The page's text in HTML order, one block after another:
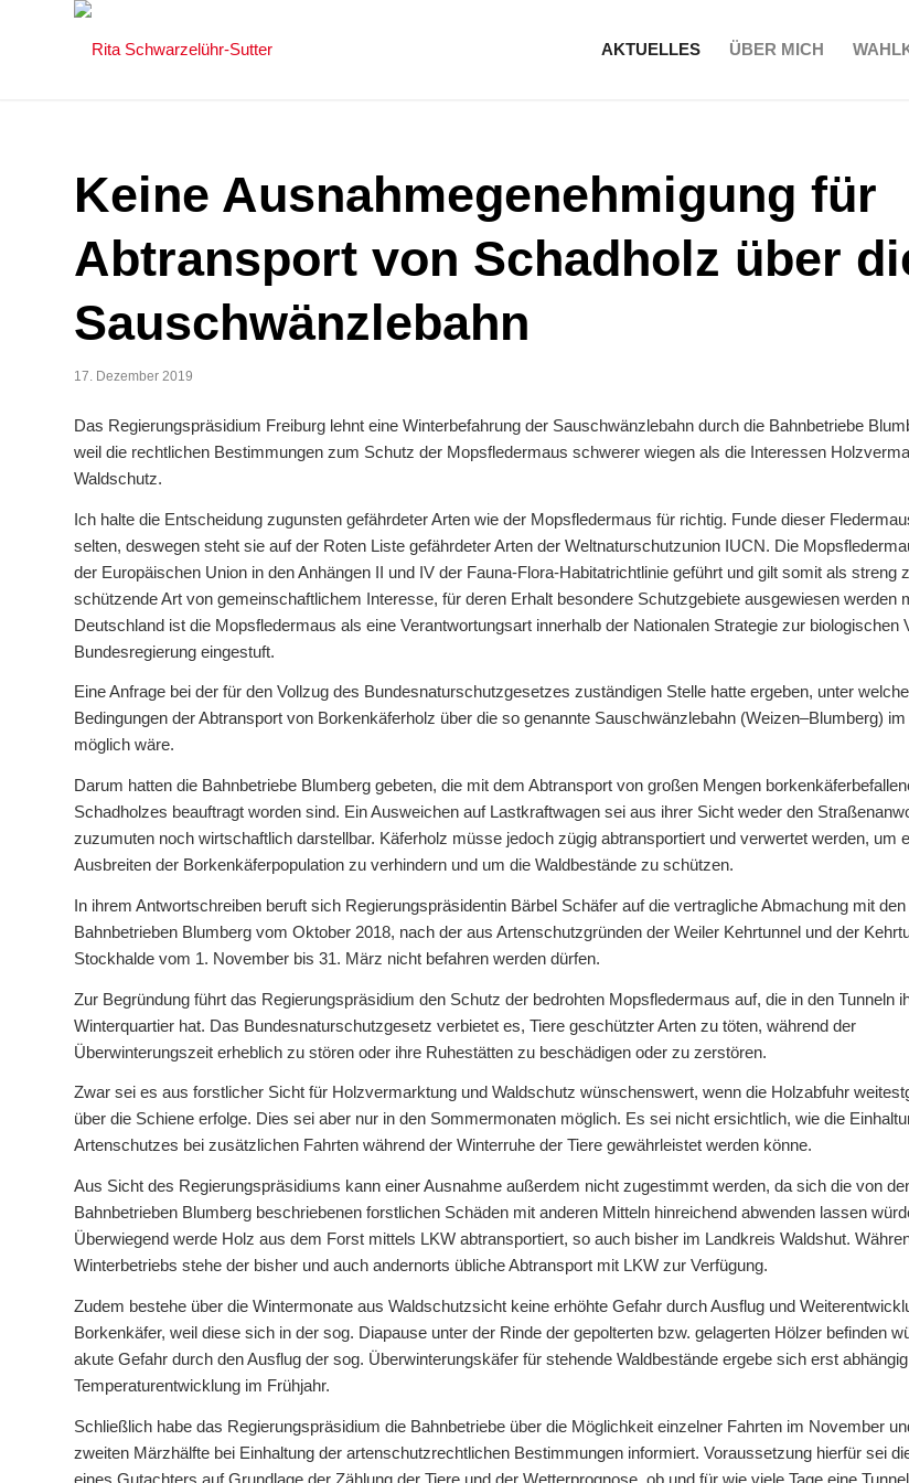
AKTUELLES ÜBER MICH
Keine Ausnahmegenehmigung für
Abtransport von Schadholz über
Sauschwänzlebahn
17. Dezember 2019
Das Regierungspräsidium Freiburg lehnt eine Winterbefahrung der Sauschwänzlebahn durch die Bahnbetriebe
weil die rechtlichen Bestimmungen zum Schutz der Mopsfledermaus schwerer wiegen als die Interessen
Waldschutz.
Ich halte die Entscheidung zugunsten gefährdeter Arten wie der Mopsfledermaus für richtig. Funde dieser
selten, deswegen steht sie auf der Roten Liste gefährdeter Arten der Weltnaturschutzunion IUCN. Die
der Europäischen Union in den Anhängen II und IV der Fauna-Flora-Habitatrichtlinie geführt und gilt somit als streng
schützende Art von gemeinschaftlichem Interesse, für deren Erhalt besondere Schutzgebiete ausgewiesen werden
Deutschland ist die Mopsfledermaus als eine Verantwortungsart innerhalb der Nationalen Strategie zur biologischen
Bundesregierung eingestuft.
Eine Anfrage bei der für den Vollzug des Bundesnaturschutzgesetzes zuständigen Stelle hatte ergeben, unter
Bedingungen der Abtransport von Borkenkäferholz über die so genannte Sauschwänzlebahn (Weizen–Blumberg)
möglich wäre.
Darum hatten die Bahnbetriebe Blumberg gebeten, die mit dem Abtransport von großen Mengen
Schadholzes beauftragt worden sind. Ein Ausweichen auf Lastkraftwagen sei aus ihrer Sicht weder den
zuzumuten noch wirtschaftlich darstellbar. Käferholz müsse jedoch zügig abtransportiert und verwertet werden, um
Ausbreiten der Borkenkäferpopulation zu verhindern und um die Waldbestände zu schützen.
In ihrem Antwortschreiben beruft sich Regierungspräsidentin Bärbel Schäfer auf die vertragliche Abmachung mit den
Bahnbetrieben Blumberg vom Oktober 2018, nach der aus Artenschutzgründen der Weiler Kehrtunnel und der
Stockhalde vom 1. November bis 31. März nicht befahren werden dürfen.
Zur Begründung führt das Regierungspräsidium den Schutz der bedrohten Mopsfledermaus auf, die in den Tunneln
Winterquartier hat. Das Bundesnaturschutzgesetz verbietet es, Tiere geschützter Arten zu töten, während der
Überwinterungszeit erheblich zu stören oder ihre Ruhestätten zu beschädigen oder zu zerstören.
Zwar sei es aus forstlicher Sicht für Holzvermarktung und Waldschutz wünschenswert, wenn die Holzabfuhr
über die Schiene erfolge. Dies sei aber nur in den Sommermonaten möglich. Es sei nicht ersichtlich, wie die
Artenschutzes bei zusätzlichen Fahrten während der Winterruhe der Tiere gewährleistet werden könne.
Aus Sicht des Regierungspräsidiums kann einer Ausnahme außerdem nicht zugestimmt werden, da sich die von
Bahnbetrieben Blumberg beschriebenen forstlichen Schäden mit anderen Mitteln hinreichend abwenden lassen
Überwiegend werde Holz aus dem Forst mittels LKW abtransportiert, so auch bisher im Landkreis Waldshut.
Winterbetriebs stehe der bisher und auch andernorts übliche Abtransport mit LKW zur Verfügung.
Zudem bestehe über die Wintermonate aus Waldschutzsicht keine erhöhte Gefahr durch Ausflug und
Borkenkäfer, weil diese sich in der sog. Diapause unter der Rinde der gepolterten bzw. gelagerten Hölzer befinden
akute Gefahr durch den Ausflug der sog. Überwinterungskäfer für stehende Waldbestände ergebe sich erst
Temperaturentwicklung im Frühjahr.
Schließlich habe das Regierungspräsidium die Bahnbetriebe über die Möglichkeit einzelner Fahrten im November
zweiten Märzhälfte bei Einhaltung der artenschutzrechtlichen Bestimmungen informiert. Voraussetzung hierfür sei
eines Gutachters auf Grundlage der Zählung der Tiere und der Wetterprognose, ob und für wie viele Tage eine